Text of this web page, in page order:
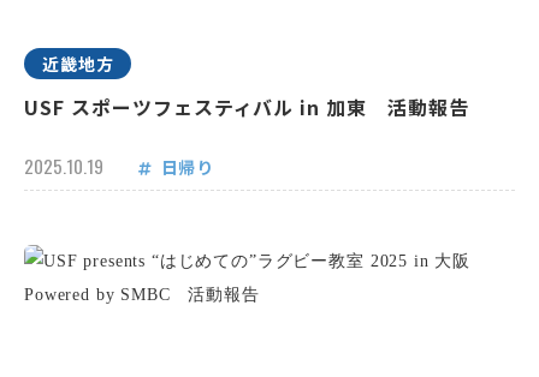
近畿地方
USF スポーツフェスティバル in 加東 活動報告
2025.10.19 日帰り